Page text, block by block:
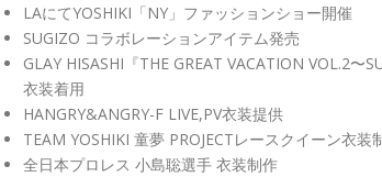
LAにてYOSHIKI「NY」ファッションショー開催
SUGIZO コラボレーションアイテム発売
GLAY HISASHI『THE GREAT VACATION VOL.2〜
衣装着用
HANGRY&ANGRY-F LIVE,PV衣装提供
TEAM YOSHIKI 童夢 PROJECTレースクイーン衣装
全日本プロレス 小島聡選手 衣装制作